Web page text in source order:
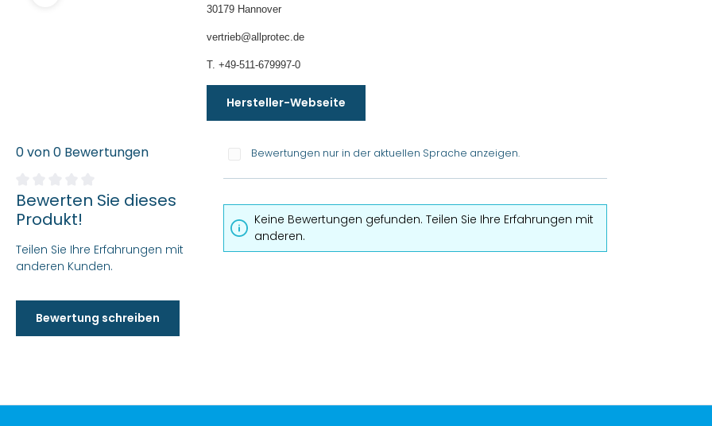
30179 Hannover
vertrieb@allprotec.de
T. +49-511-679997-0
Hersteller-Webseite
0 von 0 Bewertungen
Durchschnittliche Bewertung von 0 von 5 Sternen
Bewerten Sie dieses
Produkt!
Teilen Sie Ihre Erfahrungen mit
anderen Kunden.
Bewertung schreiben
Bewertungen nur in der aktuellen Sprache anzeigen.
Keine Bewertungen gefunden. Teilen Sie Ihre Erfahrungen mit
anderen.